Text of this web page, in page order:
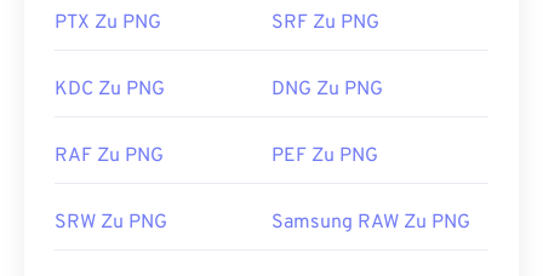
Alternative Programme wieGIMP oder
von PNG-Dateien. PNG-Dateien sind etwas größer
Einfügen in eine Webseite vorsichtig. Ein
insbesondere einen transparenten Hintergrund.
PTX Zu PNG SRF Zu PNG
KDC Zu PNG DNG Zu PNG
RAF Zu PNG PEF Zu PNG
SRW Zu PNG Samsung RAW Zu PNG